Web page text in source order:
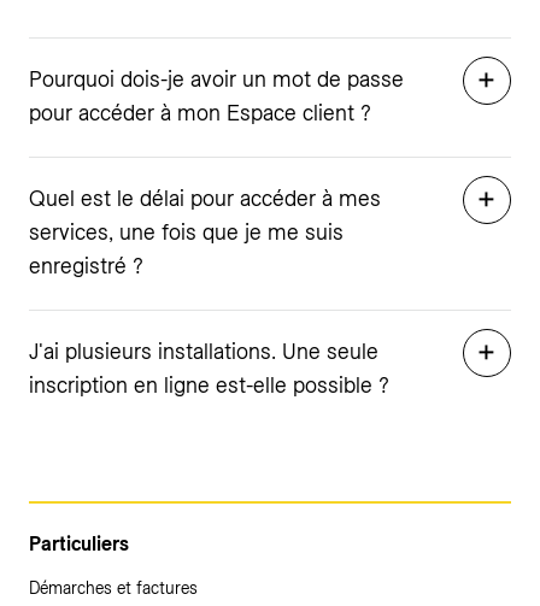
Pourquoi dois-je avoir un mot de passe
pour accéder à mon Espace client ?
Quel est le délai pour accéder à mes
services, une fois que je me suis
enregistré ?
J'ai plusieurs installations. Une seule
inscription en ligne est-elle possible ?
Particuliers
Démarches et factures